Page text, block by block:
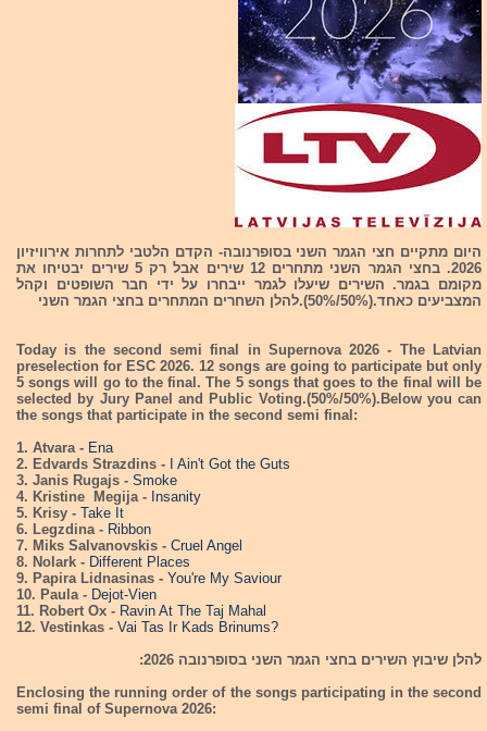
היום מתקיים חצי הגמר השני בסופרנובה- הקדם הלטבי לתחרות אירוויזיון
2026. בחצי הגמר השני מתחרים 12 שירים אבל רק 5 שירים יבטיחו את
מקומם בגמר. השירים שיעלו לגמר ייבחרו על ידי חבר השופטים וקהל
המצביעים כאחד.(50%/50%).להלן השחרים המתחרים בחצי הגמר השני
Today is the second semi final in Supernova 2026 - The Latvian
preselection for ESC 2026. 12 songs are going to participate but only
5 songs will go to the final. The 5 songs that goes to the final will be
selected by Jury Panel and Public Voting.(50%/50%).Below you can
the songs that participate in the second semi final:
1. Atvara - Ena
2. Edvards Strazdins -
I Ain't Got the Guts
3. Janis Rugajs - Smoke
4. Kristine Megija - Insanity
5. Krisy - Take It
6. Legzdina - Ribbon
7. Miks Salvanovskis - Cruel Angel
8. Nolark - Different Places
9. Papira Lidnasinas - You're My Saviour
10. Paula - Dejot-Vien
11. Robert Ox - Ravin At The Taj Mahal
12. Vestinkas - Vai Tas Ir Kads Brinums?
להלן שיבוץ השירים בחצי הגמר השני בסופרנובה 2026:
Enclosing the running order of the songs participating in the second
semi final of Supernova 2026: